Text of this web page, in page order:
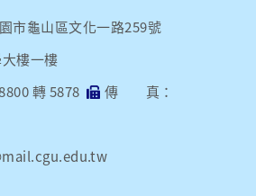
龜山區文化一路259號
樓一樓
轉 5878
傳 真：